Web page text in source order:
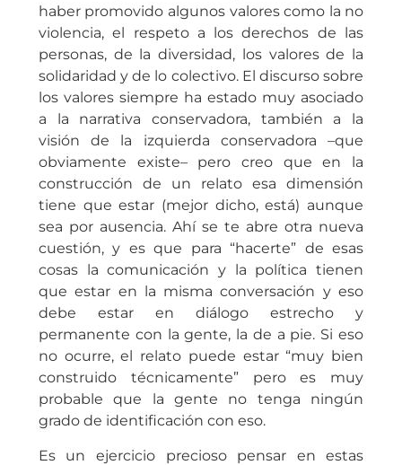
haber promovido algunos valores como la no
violencia, el respeto a los derechos de las
personas, de la diversidad, los valores de la
solidaridad y de lo colectivo. El discurso sobre
los valores siempre ha estado muy asociado
a la narrativa conservadora, también a la
visión de la izquierda conservadora –que
obviamente existe– pero creo que en la
construcción de un relato esa dimensión
tiene que estar (mejor dicho, está) aunque
sea por ausencia. Ahí se te abre otra nueva
cuestión, y es que para “hacerte” de esas
cosas la comunicación y la política tienen
que estar en la misma conversación y eso
debe estar en diálogo estrecho y
permanente con la gente, la de a pie. Si eso
no ocurre, el relato puede estar “muy bien
construido técnicamente” pero es muy
probable que la gente no tenga ningún
grado de identificación con eso.
Es un ejercicio precioso pensar en estas